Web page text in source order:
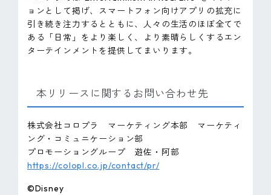
ョンとして掲げ、スマートフォン向けアプリの拡充に
引き続き注力するとともに、人々の生活のほぼ全てで
ある「日常」をより楽しく、より素晴らしくするエン
ターテインメントを提供してまいります。
本リリースに関するお問い合わせ先
株式会社コロプラ マーケティング本部 マーケティ
ング・コミュニケーション部
プロモーショングループ 遊佐・阿部
https://colopl.co.jp/contact/pr/
©Disney